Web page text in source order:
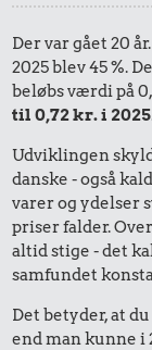
Der var gået 20
2025 blev 45 %.
beløbs værdi på
til 0,72 kr. i 2025
Udviklingen
danske - også
varer og ydelser
priser falder.
altid stige - det
samfundet
Det betyder, at
end man kunne i